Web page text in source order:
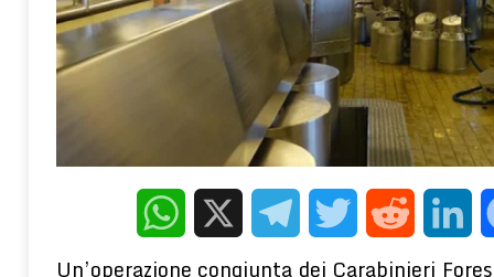
cosa rivela lo studio su “The Lancet” di Pim van Lommel
[ 8 Agosto 2026 ]
L’ESTATE CHE CAMBIA L’ITALIA – Il
economia: è una delle grandi sfide industriali del futuro
PMI
Le vicende storiche ed economiche nella
mezzogiorno. Gli antefatti e lo spopolamento delle campagne tra
E TERRITORIO
[ 5 Agosto 2026 ] Gli effetti depressogeni del contesto
terapeutico della PNEI
WELLNESS E PSICOLOGIA
WhatsApp
X TelegramTwitterReddit
Un’operazione congiunta dei Carabinieri